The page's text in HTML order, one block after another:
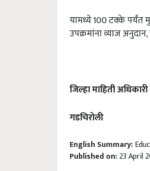
यामध्ये 100 टक्के पर्यंत
उपक्रमांना व्याज
जिल्हा माहिती अधिकारी
गडचिरोली
English Summary:
Published on:23 April